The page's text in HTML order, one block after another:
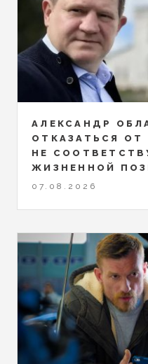
АЛЕКСАНДР
ОТКАЗАТЬСЯ
НЕ
ЖИЗНЕННОЙ
07.08.2026